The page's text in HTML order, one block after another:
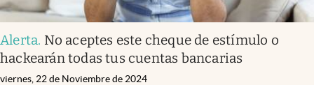
Alerta. No aceptes este cheque de estímulo o
hackearán todas tus cuentas bancarias
viernes, 22 de Noviembre de 2024